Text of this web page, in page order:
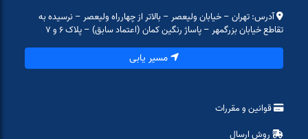
آدرس: تهران – خیابان ولیعصر – بالاتر از چهارراه ولیعصر – نرسیده به
تقاطع خیابان بزرگمهر – پاساژ رنگین کمان (اعتماد سابق) – پلاک ۶ و ۷
مسیر یابی
قوانین و مقررات
روش ارسال